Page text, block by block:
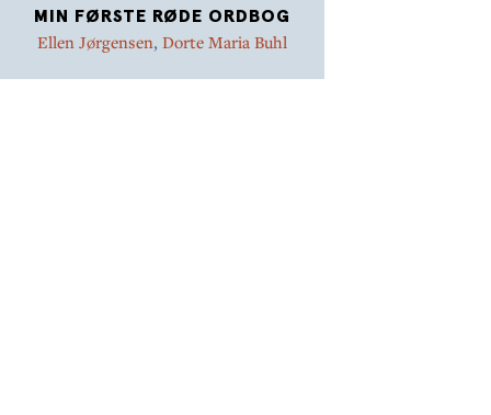
MIN FØRSTE RØDE ORDBOG
Ellen Jørgensen, Dorte Maria Buhl